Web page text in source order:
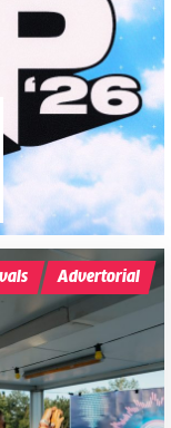
Advertorial